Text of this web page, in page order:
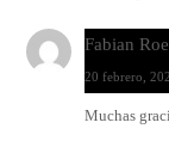
Fabian
20 febrero,
Muchas